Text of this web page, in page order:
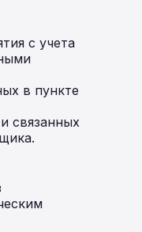
с учета
в пункте
связанных